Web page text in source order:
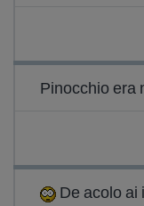
Pinocchio era
De acolo ai